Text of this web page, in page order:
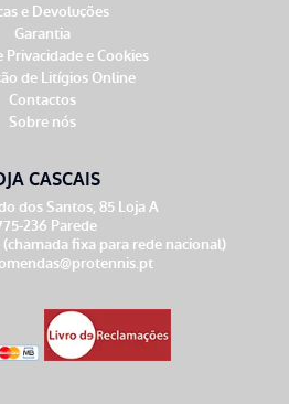
e Devoluções
Garantia
Privacidade e Cookies
de Litígios Online
Contactos
Sobre nós
CASCAIS
dos Santos, 85 Loja A
236 Parede
(chamada fixa para rede nacional)